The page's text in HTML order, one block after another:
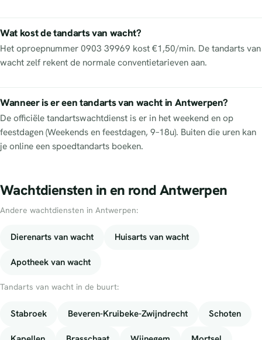
Wat kost de tandarts van wacht?
Het oproepnummer 0903 39969 kost €1,50/min. De tandarts van
wacht zelf rekent de normale conventietarieven aan.
Wanneer is er een tandarts van wacht in Antwerpen?
De officiële tandartswachtdienst is er in het weekend en op
feestdagen (Weekends en feestdagen, 9–18u). Buiten die uren kan
je online een spoedtandarts boeken.
Wachtdiensten in en rond Antwerpen
Andere wachtdiensten in Antwerpen:
Dierenarts van wacht Huisarts van wacht
Apotheek van wacht
Tandarts van wacht in de buurt:
Stabroek Beveren-Kruibeke-Zwijndrecht Schoten